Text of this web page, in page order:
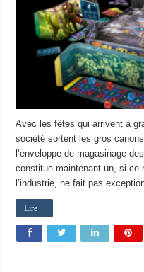
Avec les fêtes qui arrivent à
société sortent les gros
l’enveloppe de magasinage
constitue maintenant un, si ce
l’industrie, ne fait pas
Lire +